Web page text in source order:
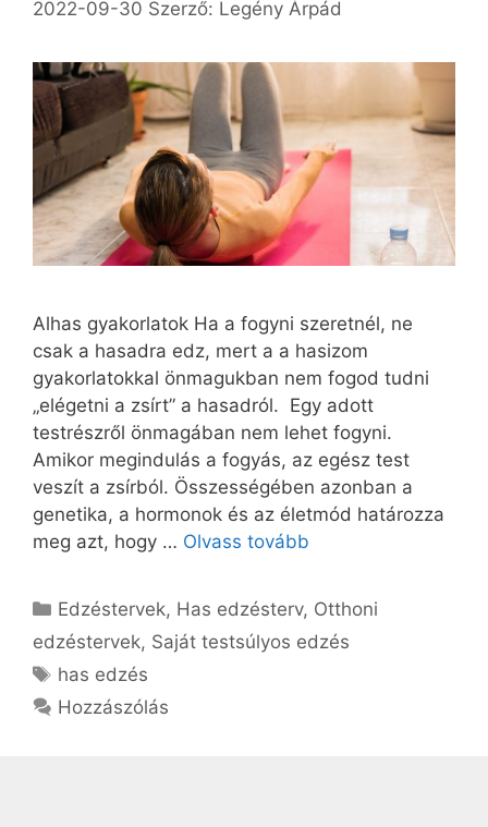
2022-09-30 Szerző: Legény Árpád
Alhas gyakorlatok Ha a fogyni szeretnél, ne
csak a hasadra edz, mert a a hasizom
gyakorlatokkal önmagukban nem fogod tudni
„elégetni a zsírt” a hasadról. Egy adott
testrészről önmagában nem lehet fogyni.
Amikor megindulás a fogyás, az egész test
veszít a zsírból. Összességében azonban a
genetika, a hormonok és az életmód határozza
meg azt, hogy … Olvass tovább
Kategória
Edzéstervek, Has edzésterv, Otthoni
edzéstervek, Saját testsúlyos edzés
Címkék
has edzés
Hozzászólás